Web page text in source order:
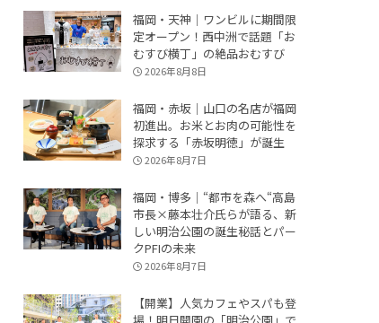
福岡・天神｜ワンビルに期間限
定オープン！西中洲で話題「お
むすび横丁」の絶品おむすび
2026年8月8日
福岡・赤坂｜山口の名店が福岡
初進出。お米とお肉の可能性を
探求する「赤坂明徳」が誕生
2026年8月7日
福岡・博多｜“都市を森へ“高島
市長×藤本壮介氏らが語る、新
しい明治公園の誕生秘話とパー
クPFIの未来
2026年8月7日
【開業】人気カフェやスパも登